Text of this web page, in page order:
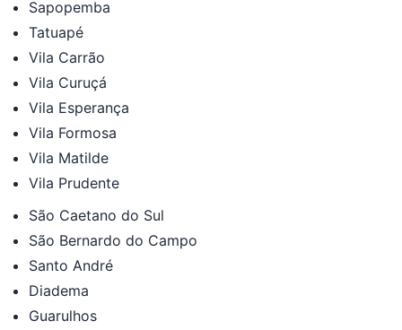
Sapopemba
Tatuapé
Vila Carrão
Vila Curuçá
Vila Esperança
Vila Formosa
Vila Matilde
Vila Prudente
São Caetano do Sul
São Bernardo do Campo
Santo André
Diadema
Guarulhos